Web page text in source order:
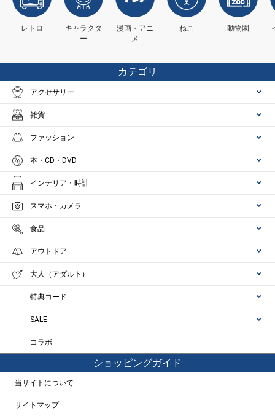
レトロ
キャラクタ
ー
漫画・アニ
メ
ねこ 動物園
カテゴリ
アクセサリー
雑貨
ファッション
本・CD・DVD
インテリア・時計
スマホ・カメラ
食品
アウトドア
大人（アダルト）
特典コード
SALE
コラボ
ショッピングガイド
当サイトについて
サイトマップ